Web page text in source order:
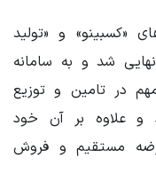
«کسبینو» و «تولید
نهایی شد و به سامانه
در تامین و توزیع
و علاوه بر آن خود
مستقیم و فروش